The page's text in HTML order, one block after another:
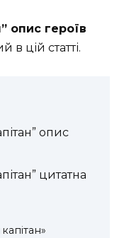
опис героїв
цій статті.
опис
цитатна